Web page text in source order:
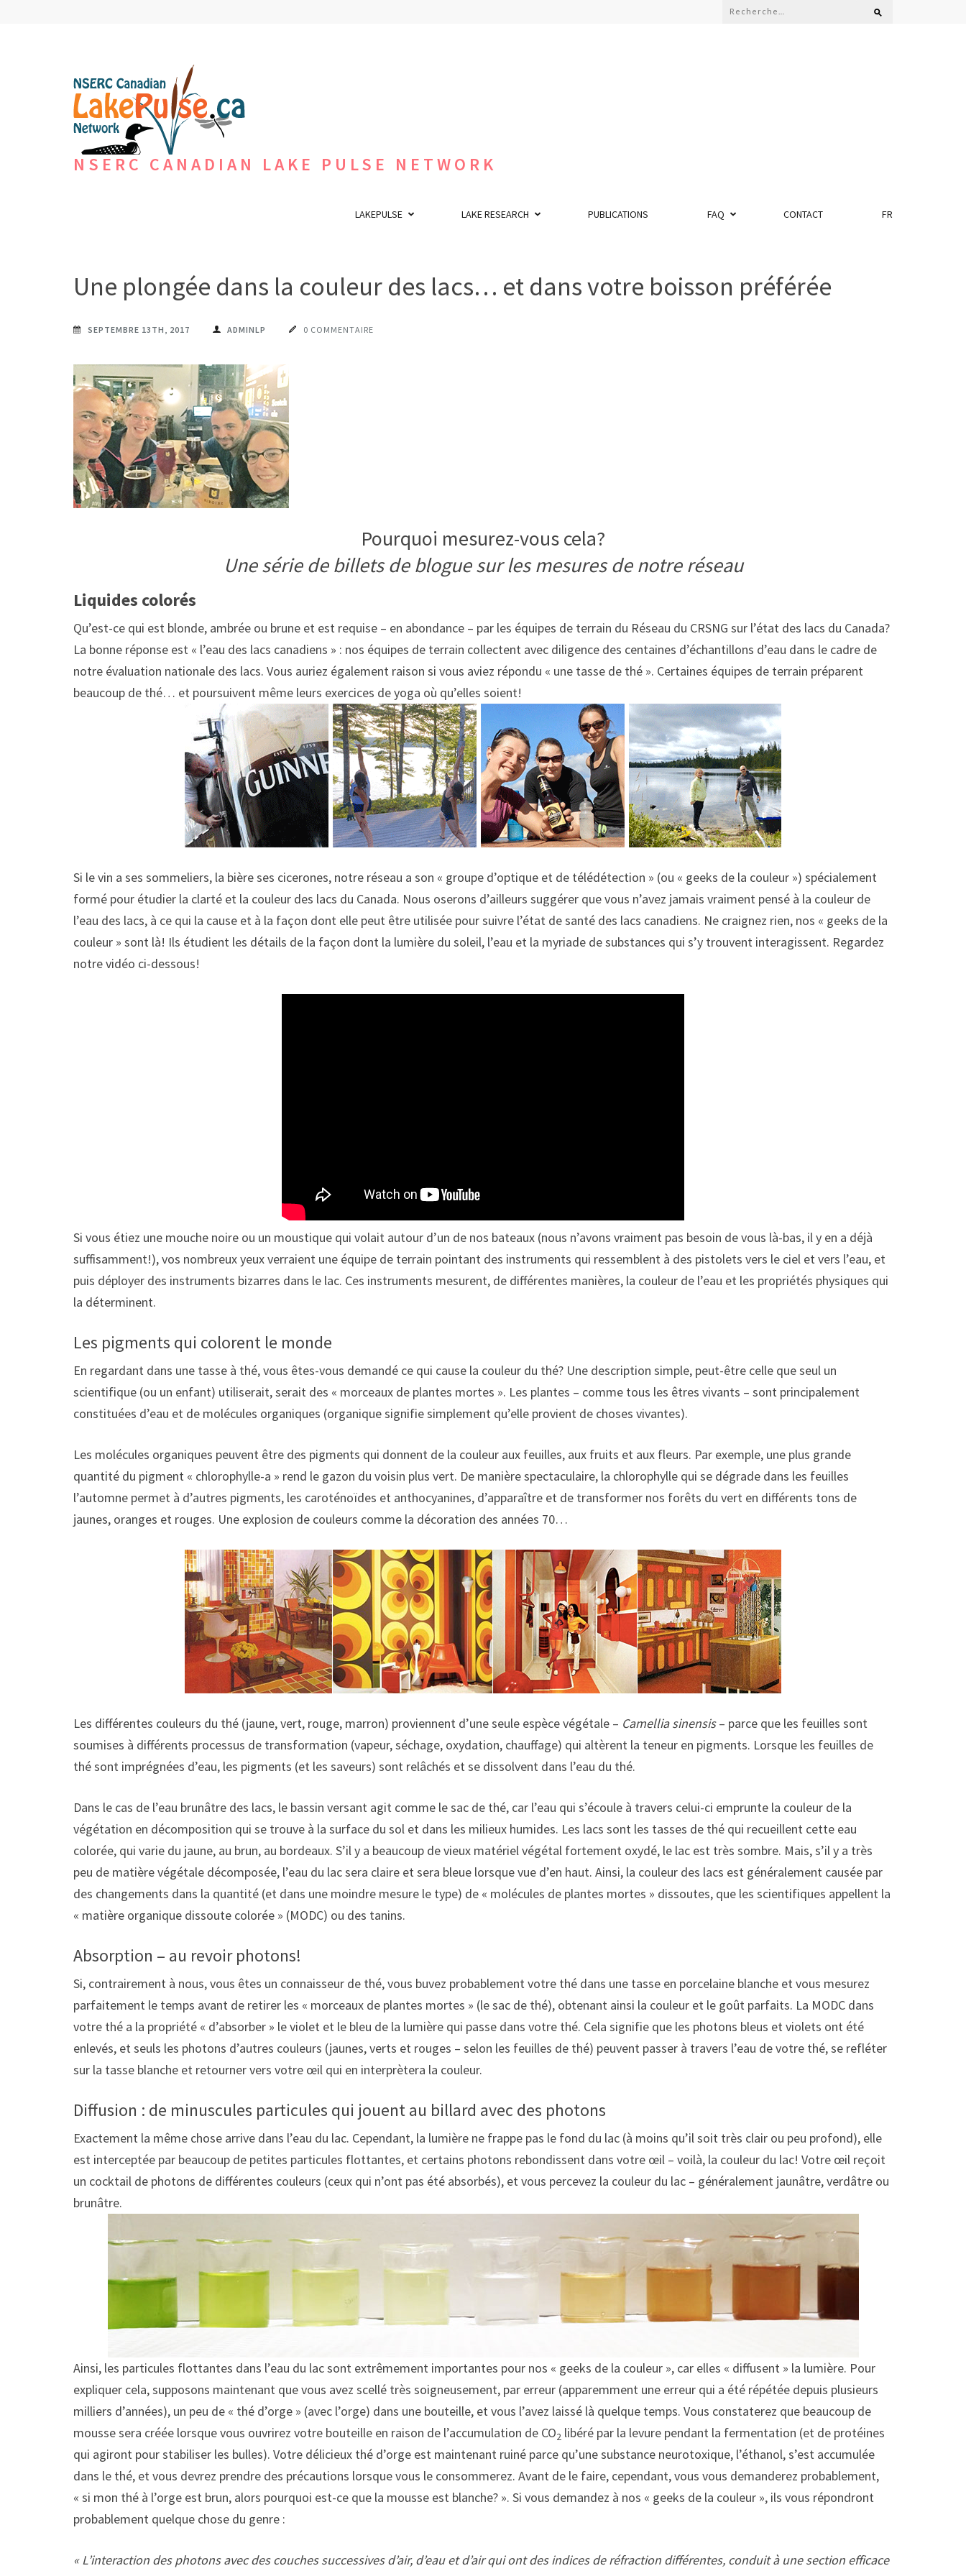
Rechercher :
NSERC CANADIAN LAKE PULSE NETWORK
LAKEPULSE LAKE RESEARCH PUBLICATIONS FAQ CONTACT FR
Une plongée dans la couleur des lacs… et dans votre boisson préférée
SEPTEMBRE 13TH, 2017 ADMINLP 0 COMMENTAIRE
Pourquoi mesurez-vous cela?
Une série de billets de blogue sur les mesures de notre réseau
Liquides colorés
Qu’est-ce qui est blonde, ambrée ou brune et est requise – en abondance – par les équipes de terrain du Réseau du CRSNG sur l’état des lacs du Canada?
La bonne réponse est « l’eau des lacs canadiens » : nos équipes de terrain collectent avec diligence des centaines d’échantillons d’eau dans le cadre de
notre évaluation nationale des lacs. Vous auriez également raison si vous aviez répondu « une tasse de thé ». Certaines équipes de terrain préparent
beaucoup de thé… et poursuivent même leurs exercices de yoga où qu’elles soient!
Si le vin a ses sommeliers, la bière ses cicerones, notre réseau a son « groupe d’optique et de télédétection » (ou « geeks de la couleur ») spécialement
formé pour étudier la clarté et la couleur des lacs du Canada. Nous oserons d’ailleurs suggérer que vous n’avez jamais vraiment pensé à la couleur de
l’eau des lacs, à ce qui la cause et à la façon dont elle peut être utilisée pour suivre l’état de santé des lacs canadiens. Ne craignez rien, nos « geeks de la
couleur » sont là! Ils étudient les détails de la façon dont la lumière du soleil, l’eau et la myriade de substances qui s’y trouvent interagissent. Regardez
notre vidéo ci-dessous!
Si vous étiez une mouche noire ou un moustique qui volait autour d’un de nos bateaux (nous n’avons vraiment pas besoin de vous là-bas, il y en a déjà
suffisamment!), vos nombreux yeux verraient une équipe de terrain pointant des instruments qui ressemblent à des pistolets vers le ciel et vers l’eau, et
puis déployer des instruments bizarres dans le lac. Ces instruments mesurent, de différentes manières, la couleur de l’eau et les propriétés physiques qui
la déterminent.
Les pigments qui colorent le monde
En regardant dans une tasse à thé, vous êtes-vous demandé ce qui cause la couleur du thé? Une description simple, peut-être celle que seul un
scientifique (ou un enfant) utiliserait, serait des « morceaux de plantes mortes ». Les plantes – comme tous les êtres vivants – sont principalement
constituées d’eau et de molécules organiques (organique signifie simplement qu’elle provient de choses vivantes).
Les molécules organiques peuvent être des pigments qui donnent de la couleur aux feuilles, aux fruits et aux fleurs. Par exemple, une plus grande
quantité du pigment « chlorophylle-a » rend le gazon du voisin plus vert. De manière spectaculaire, la chlorophylle qui se dégrade dans les feuilles
l’automne permet à d’autres pigments, les caroténoïdes et anthocyanines, d’apparaître et de transformer nos forêts du vert en différents tons de
jaunes, oranges et rouges. Une explosion de couleurs comme la décoration des années 70…
Les différentes couleurs du thé (jaune, vert, rouge, marron) proviennent d’une seule espèce végétale – Camellia sinensis– parce que les feuilles sont
soumises à différents processus de transformation (vapeur, séchage, oxydation, chauffage) qui altèrent la teneur en pigments. Lorsque les feuilles de
thé sont imprégnées d’eau, les pigments (et les saveurs) sont relâchés et se dissolvent dans l’eau du thé.
Dans le cas de l’eau brunâtre des lacs, le bassin versant agit comme le sac de thé, car l’eau qui s’écoule à travers celui-ci emprunte la couleur de la
végétation en décomposition qui se trouve à la surface du sol et dans les milieux humides. Les lacs sont les tasses de thé qui recueillent cette eau
colorée, qui varie du jaune, au brun, au bordeaux. S’il y a beaucoup de vieux matériel végétal fortement oxydé, le lac est très sombre. Mais, s’il y a très
peu de matière végétale décomposée, l’eau du lac sera claire et sera bleue lorsque vue d’en haut. Ainsi, la couleur des lacs est généralement causée par
des changements dans la quantité (et dans une moindre mesure le type) de « molécules de plantes mortes » dissoutes, que les scientifiques appellent la
« matière organique dissoute colorée » (MODC) ou des tanins.
Absorption – au revoir photons!
Si, contrairement à nous, vous êtes un connaisseur de thé, vous buvez probablement votre thé dans une tasse en porcelaine blanche et vous mesurez
parfaitement le temps avant de retirer les « morceaux de plantes mortes » (le sac de thé), obtenant ainsi la couleur et le goût parfaits. La MODC dans
votre thé a la propriété « d’absorber » le violet et le bleu de la lumière qui passe dans votre thé. Cela signifie que les photons bleus et violets ont été
enlevés, et seuls les photons d’autres couleurs (jaunes, verts et rouges – selon les feuilles de thé) peuvent passer à travers l’eau de votre thé, se refléter
sur la tasse blanche et retourner vers votre œil qui en interprètera la couleur.
Diffusion : de minuscules particules qui jouent au billard avec des photons
Exactement la même chose arrive dans l’eau du lac. Cependant, la lumière ne frappe pas le fond du lac (à moins qu’il soit très clair ou peu profond), elle
est interceptée par beaucoup de petites particules flottantes, et certains photons rebondissent dans votre œil – voilà, la couleur du lac! Votre œil reçoit
un cocktail de photons de différentes couleurs (ceux qui n’ont pas été absorbés), et vous percevez la couleur du lac – généralement jaunâtre, verdâtre ou
brunâtre.
Ainsi, les particules flottantes dans l’eau du lac sont extrêmement importantes pour nos « geeks de la couleur », car elles « diffusent » la lumière. Pour
expliquer cela, supposons maintenant que vous avez scellé très soigneusement, par erreur (apparemment une erreur qui a été répétée depuis plusieurs
milliers d’années), un peu de « thé d’orge » (avec l’orge) dans une bouteille, et vous l’avez laissé là quelque temps. Vous constaterez que beaucoup de
mousse sera créée lorsque vous ouvrirez votre bouteille en raison de l’accumulation de CO2 libéré par la levure pendant la fermentation (et de protéines
qui agiront pour stabiliser les bulles). Votre délicieux thé d’orge est maintenant ruiné parce qu’une substance neurotoxique, l’éthanol, s’est accumulée
dans le thé, et vous devrez prendre des précautions lorsque vous le consommerez. Avant de le faire, cependant, vous vous demanderez probablement,
« si mon thé à l’orge est brun, alors pourquoi est-ce que la mousse est blanche? ». Si vous demandez à nos « geeks de la couleur », ils vous répondront
probablement quelque chose du genre :
« L’interaction des photons avec des couches successives d’air, d’eau et d’air qui ont des indices de réfraction différentes, conduit à une section efficace